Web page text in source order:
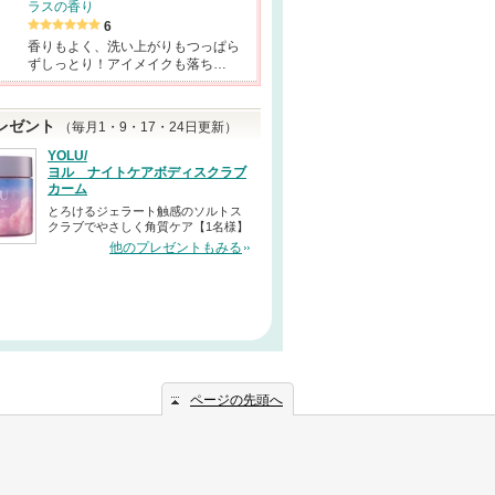
ラスの香り
6
香りもよく、洗い上がりもつっぱら
ずしっとり！アイメイクも落ち…
ゼント
（毎月1・9・17・24日更新）
YOLU/
ヨル ナイトケアボディスクラブ
カーム
とろけるジェラート触感のソルトス
クラブでやさしく角質ケア【1名様】
他のプレゼントもみる
ページの先頭へ